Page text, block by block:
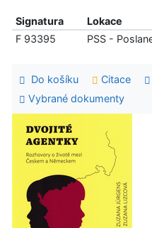
Signatura Lokace
F 93395
PSS -
Do košíku Citace
Vybrané dokumenty